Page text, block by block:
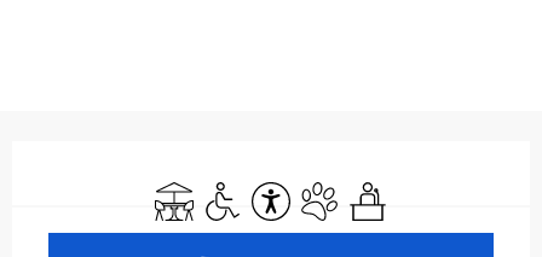
TerrasseAccès handicapés
Accessibilité
Animaux acceptés
Séminaires